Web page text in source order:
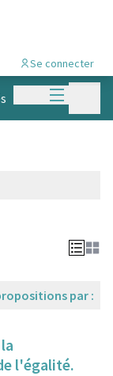
Menu
Se connecter
par :
l'égalité.